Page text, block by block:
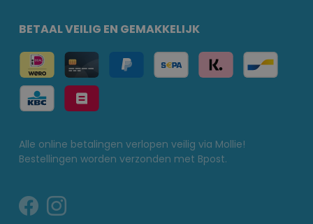
BETAAL VEILIG EN GEMAKKELIJK
Alle online betalingen verlopen veilig via Mollie!
Bestellingen worden verzonden met Bpost.